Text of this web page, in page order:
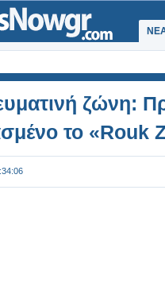
ζώνη:
το «Rouk